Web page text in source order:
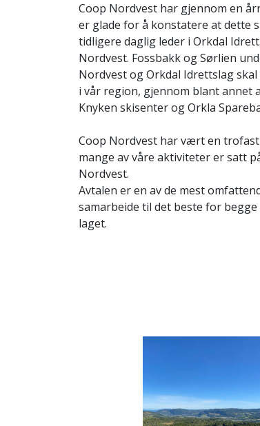
Coop Nordvest har gjennom en
er glade for å konstatere at dette
tidligere daglig leder i Orkdal
Nordvest. Fossbakk og Sørlien
Nordvest og Orkdal Idrettslag
i vår region, gjennom blant annet
Knyken skisenter og Orkla
Coop Nordvest har vært en
mange av våre aktiviteter er satt
Nordvest.
Avtalen er en av de mest
samarbeide til det beste for
laget.